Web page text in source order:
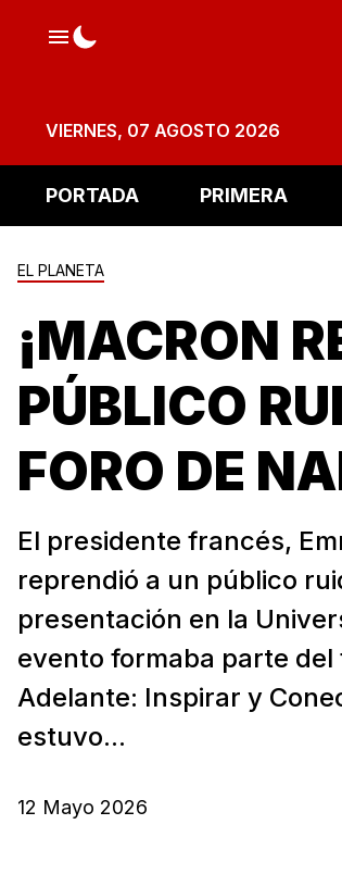
VIERNES, 07 AGOSTO 2026
PORTADA PRIMERA
EL PLANETA
¡MACRON
PÚBLICO
FORO DE
El presidente francés,
reprendió a un público
presentación en la
evento formaba parte
Adelante: Inspirar y
estuvo...
12 Mayo 2026